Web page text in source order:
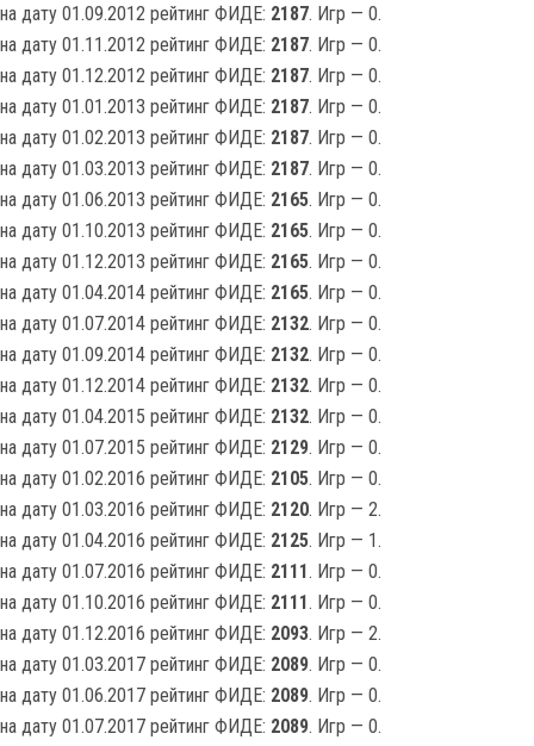
на дату 01.09.2012 рейтинг ФИДЕ: 2187. Игр — 0.
на дату 01.11.2012 рейтинг ФИДЕ: 2187. Игр — 0.
на дату 01.12.2012 рейтинг ФИДЕ: 2187. Игр — 0.
на дату 01.01.2013 рейтинг ФИДЕ: 2187. Игр — 0.
на дату 01.02.2013 рейтинг ФИДЕ: 2187. Игр — 0.
на дату 01.03.2013 рейтинг ФИДЕ: 2187. Игр — 0.
на дату 01.06.2013 рейтинг ФИДЕ: 2165. Игр — 0.
на дату 01.10.2013 рейтинг ФИДЕ: 2165. Игр — 0.
на дату 01.12.2013 рейтинг ФИДЕ: 2165. Игр — 0.
на дату 01.04.2014 рейтинг ФИДЕ: 2165. Игр — 0.
на дату 01.07.2014 рейтинг ФИДЕ: 2132. Игр — 0.
на дату 01.09.2014 рейтинг ФИДЕ: 2132. Игр — 0.
на дату 01.12.2014 рейтинг ФИДЕ: 2132. Игр — 0.
на дату 01.04.2015 рейтинг ФИДЕ: 2132. Игр — 0.
на дату 01.07.2015 рейтинг ФИДЕ: 2129. Игр — 0.
на дату 01.02.2016 рейтинг ФИДЕ: 2105. Игр — 0.
на дату 01.03.2016 рейтинг ФИДЕ: 2120. Игр — 2.
на дату 01.04.2016 рейтинг ФИДЕ: 2125. Игр — 1.
на дату 01.07.2016 рейтинг ФИДЕ: 2111. Игр — 0.
на дату 01.10.2016 рейтинг ФИДЕ: 2111. Игр — 0.
на дату 01.12.2016 рейтинг ФИДЕ: 2093. Игр — 2.
на дату 01.03.2017 рейтинг ФИДЕ: 2089. Игр — 0.
на дату 01.06.2017 рейтинг ФИДЕ: 2089. Игр — 0.
на дату 01.07.2017 рейтинг ФИДЕ: 2089. Игр — 0.